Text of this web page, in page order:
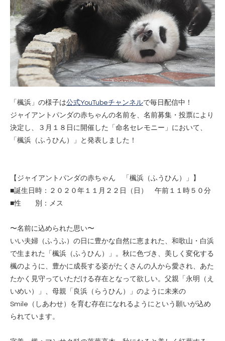
「楓浜」の様子は公式YouTubeチャンネルで毎日配信中！
ジャイアントパンダの赤ちゃんの名前を、名前募集・投票により
決定し、３月１８日に開催した「命名セレモニー」において、
「楓浜（ふうひん）」と発表しました！
【ジャイアントパンダの赤ちゃん 「楓浜（ふうひん）」】
■誕生日時：２０２０年１１月２２日（日） 午前１１時５０分
■性 別：メス
〜名前に込められた思い〜
いい夫婦（ふうふ）の日に豊かな自然に恵まれた、和歌山・白浜
で生まれた「楓浜（ふうひん）」。秋に色づき、美しく変化する
楓のように、豊かに成長する姿がたくさんの人から愛され、あた
たかく見守っていただける存在となって欲しい。父親「永明（え
いめい）」、母親「良浜（らうひん）」のように未来の
Smile（しあわせ）を育む存在になれるようにという願いが込め
られています。